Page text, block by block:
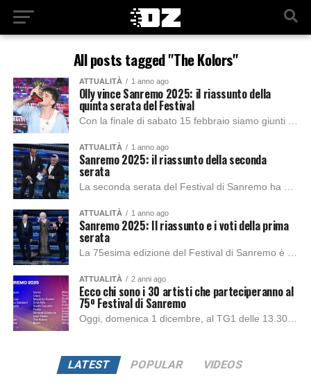
All posts tagged "The Kolors"
ATTUALITÀ 1 anno ago
Olly vince Sanremo 2025: il riassunto della
quinta serata del Festival
ATTUALITÀ 1 anno ago
Sanremo 2025: il riassunto della seconda
serata
ATTUALITÀ 1 anno ago
Sanremo 2025: Il riassunto e i voti della prima
serata
ATTUALITÀ 2 anni ago
Ecco chi sono i 30 artisti che parteciperanno al
75º Festival di Sanremo
Oggi, domenica 1 dicembre, al TG1 delle 13.30, Carlo Conti ha annunciato in diretta tutti i 30 artisti che prenderanno parte al prossimo Festival di Sanremo,...
LATEST POPULAR VIDEOS